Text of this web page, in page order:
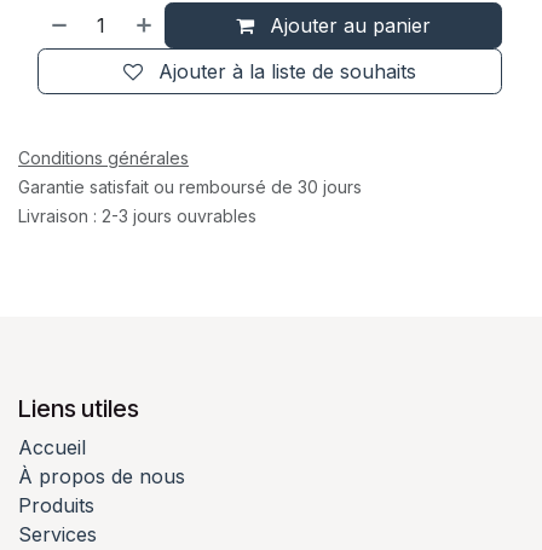
Ajouter au panier
Ajouter à la liste de souhaits
Conditions générales
Garantie satisfait ou remboursé de 30 jours
Livraison : 2-3 jours ouvrables
Liens utiles
Accueil
À propos de nous
Produits
Services